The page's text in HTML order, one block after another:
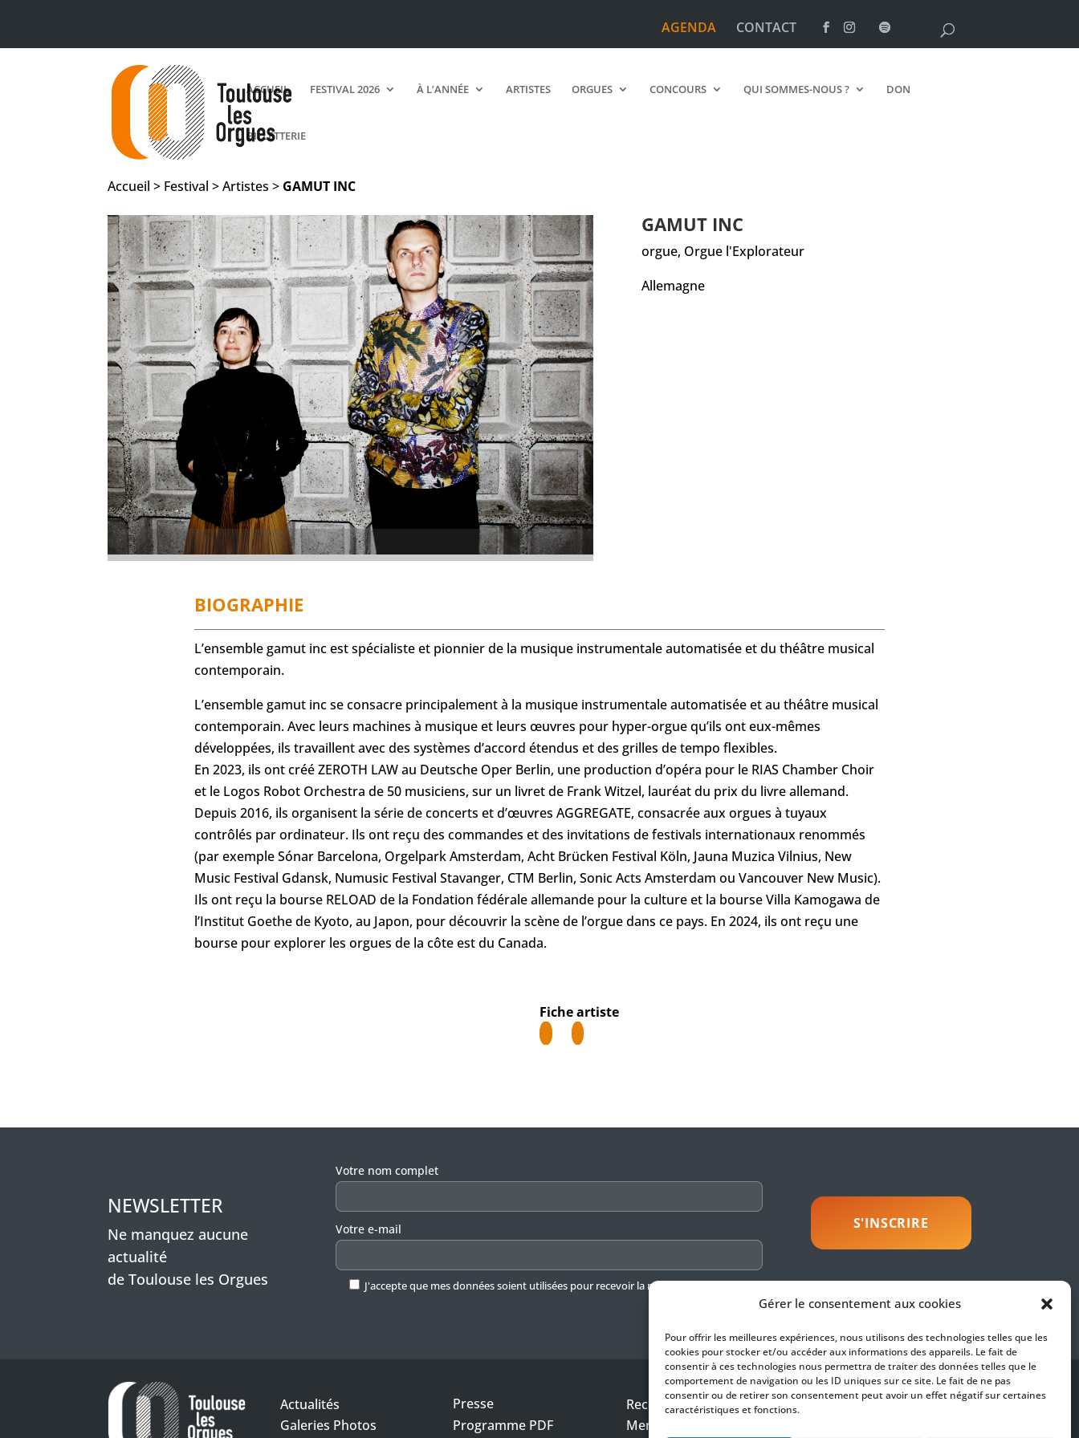
Gérer le consentement aux cookies
Pour offrir les meilleures expériences, nous utilisons des technologies telles que les
cookies pour stocker et/ou accéder aux informations des appareils. Le fait de
consentir à ces technologies nous permettra de traiter des données telles que le
comportement de navigation ou les ID uniques sur ce site. Le fait de ne pas
consentir ou de retirer son consentement peut avoir un effet négatif sur certaines
caractéristiques et fonctions.
AGENDA CONTACT
ACCUEIL FESTIVAL 2026 À L’ANNÉE ARTISTES ORGUES CONCOURS QUI SOMMES-NOUS ? DON
BILLETTERIE
Accueil > Festival > Artistes > GAMUT INC
GAMUT INC
orgue, Orgue l'Explorateur
Allemagne
BIOGRAPHIE
L’ensemble gamut inc est spécialiste et pionnier de la musique instrumentale automatisée et du théâtre musical
contemporain.
L’ensemble gamut inc se consacre principalement à la musique instrumentale automatisée et au théâtre musical
contemporain. Avec leurs machines à musique et leurs œuvres pour hyper-orgue qu’ils ont eux-mêmes
développées, ils travaillent avec des systèmes d’accord étendus et des grilles de tempo flexibles.
En 2023, ils ont créé ZEROTH LAW au Deutsche Oper Berlin, une production d’opéra pour le RIAS Chamber Choir
et le Logos Robot Orchestra de 50 musiciens, sur un livret de Frank Witzel, lauréat du prix du livre allemand.
Depuis 2016, ils organisent la série de concerts et d’œuvres AGGREGATE, consacrée aux orgues à tuyaux
contrôlés par ordinateur. Ils ont reçu des commandes et des invitations de festivals internationaux renommés
(par exemple Sónar Barcelona, Orgelpark Amsterdam, Acht Brücken Festival Köln, Jauna Muzica Vilnius, New
Music Festival Gdansk, Numusic Festival Stavanger, CTM Berlin, Sonic Acts Amsterdam ou Vancouver New Music).
Ils ont reçu la bourse RELOAD de la Fondation fédérale allemande pour la culture et la bourse Villa Kamogawa de
l’Institut Goethe de Kyoto, au Japon, pour découvrir la scène de l’orgue dans ce pays. En 2024, ils ont reçu une
bourse pour explorer les orgues de la côte est du Canada.
Fiche artiste
NEWSLETTER
Ne manquez aucune
actualité
de Toulouse les Orgues
Veuillez laisser ce champ vide.
Votre nom complet
Votre e-mail
J'accepte que mes données soient utilisées pour recevoir la newsletter.
Actualités
Galeries Photos
Presse
Programme PDF
Recrutement
Mentions légales
SUIVEZ-NOUS